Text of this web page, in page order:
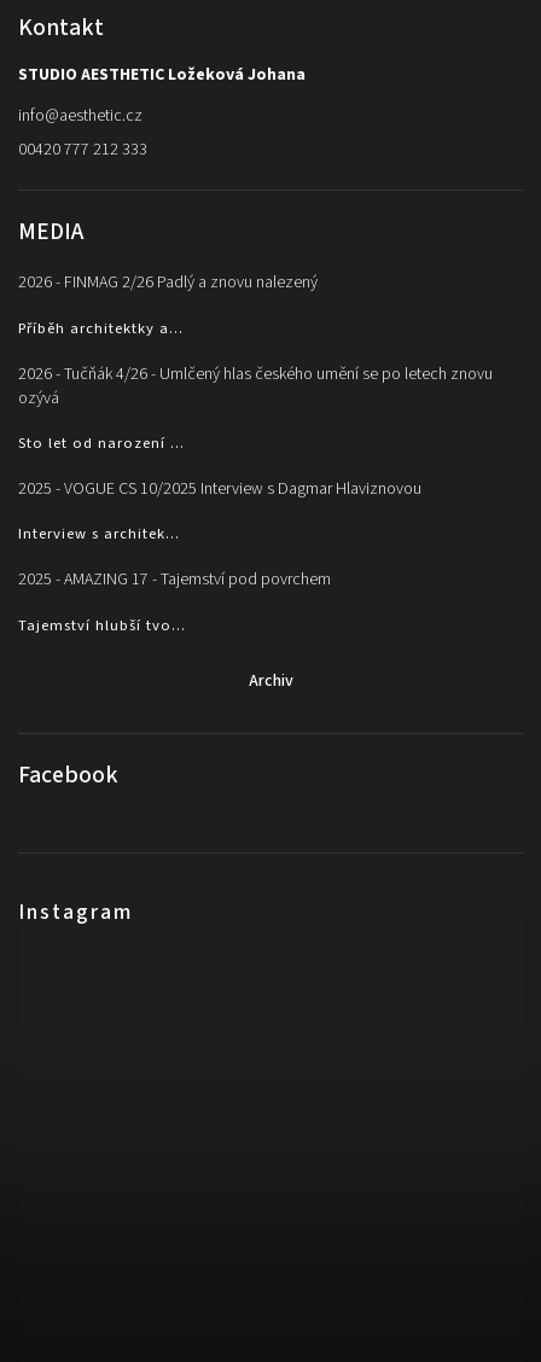
Kontakt
STUDIO AESTHETIC Ložeková Johana
info@aesthetic.cz
00420 777 212 333
MEDIA
2026 - FINMAG 2/26 Padlý a znovu nalezený
Příběh architektky a...
2026 - Tučňák 4/26 - Umlčený hlas českého umění se po letech znovu
ozývá
Sto let od narození ...
2025 - VOGUE CS 10/2025 Interview s Dagmar Hlaviznovou
Interview s architek...
2025 - AMAZING 17 - Tajemství pod povrchem
Tajemství hlubší tvo...
Archiv
Facebook
Instagram